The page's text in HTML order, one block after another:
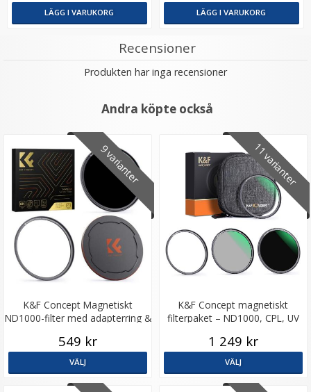
LÄGG I VARUKORG LÄGG I VARUKORG
Recensioner
Produkten har inga recensioner
Andra köpte också
9 varianter
K&F Concept Magnetiskt
ND1000-filter med adapterring &
549 kr
VÄLJ
11 varianter
K&F Concept magnetiskt
filterpaket – ND1000, CPL, UV
1 249 kr
VÄLJ